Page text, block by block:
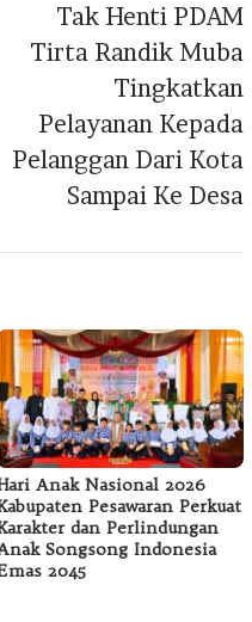
Tak Henti PDAM
Tirta Randik Muba
Tingkatkan
Pelayanan Kepada
Pelanggan Dari Kota
Sampai Ke Desa
Anak Nasional 2026
Pesawaran Perkuat
dan Perlindungan
Songsong Indonesia
2045